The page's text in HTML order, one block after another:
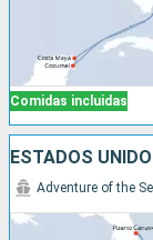
Comidas incluidas
ESTADOS
Adventure of the